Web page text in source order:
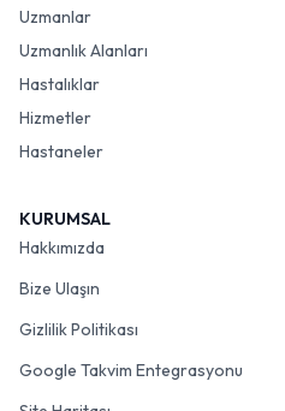
Uzmanlar
Uzmanlık Alanları
Hastalıklar
Hizmetler
Hastaneler
KURUMSAL
Hakkımızda
Bize Ulaşın
Gizlilik Politikası
Google Takvim Entegrasyonu